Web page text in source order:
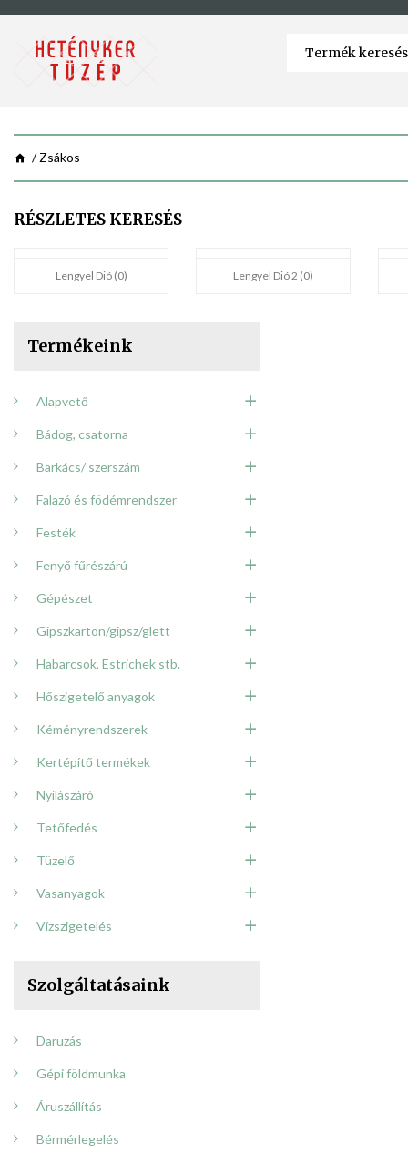
Zsákos
RÉSZLETES KERESÉS
Lengyel Dió (0) Lengyel Dió 2 (0)
Termékeink
Alapvető
Bádog, csatorna
Barkács/ szerszám
Falazó és födémrendszer
Festék
Fenyő fűrészárú
Gépészet
Gipszkarton/gipsz/glett
Habarcsok, Estrichek stb.
Hőszigetelő anyagok
Kéményrendszerek
Kertépítő termékek
Nyílászáró
Tetőfedés
Tüzelő
Vasanyagok
Vízszigetelés
Szolgáltatásaink
Daruzás
Gépi földmunka
Áruszállítás
Bérmérlegelés